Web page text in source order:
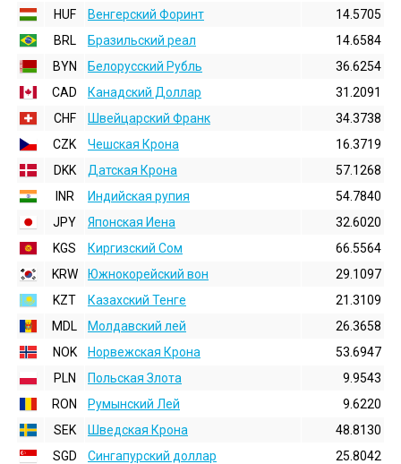
HUF
Венгерский Форинт
14.5705
BRL
Бразильский реал
14.6584
BYN
Белорусский Рубль
36.6254
CAD
Канадский Доллар
31.2091
CHF
Швейцарский Франк
34.3738
CZK
Чешская Крона
16.3719
DKK
Датская Крона
57.1268
INR
Индийская pупия
54.7840
JPY
Японская Иена
32.6020
KGS
Киргизский Сом
66.5564
KRW
Южнокорейский вон
29.1097
KZT
Казахский Тенге
21.3109
MDL
Молдавский лей
26.3658
NOK
Норвежская Крона
53.6947
PLN
Польская Злота
9.9543
RON
Румынский Лей
9.6220
SEK
Шведская Крона
48.8130
SGD
Сингапурский доллар
25.8042